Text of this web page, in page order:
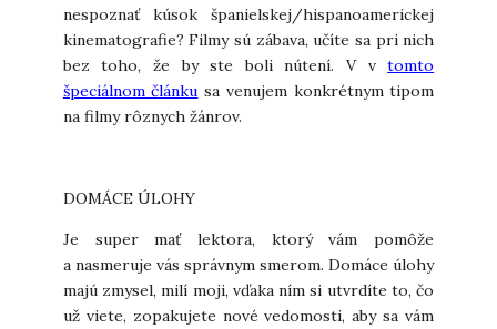
nespoznať kúsok španielskej/hispanoamerickej
kinematografie? Filmy sú zábava, učíte sa pri nich
bez toho, že by ste boli nútení. V vtomto
špeciálnom článku sa venujem konkrétnym tipom
na filmy rôznych žánrov.
DOMÁCE ÚLOHY
Je super mať lektora, ktorý vám pomôže
a nasmeruje vás správnym smerom. Domáce úlohy
majú zmysel, milí moji, vďaka ním si utvrdíte to, čo
už viete, zopakujete nové vedomosti, aby sa vám